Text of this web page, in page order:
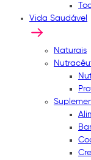
Vida Saudável
Naturais